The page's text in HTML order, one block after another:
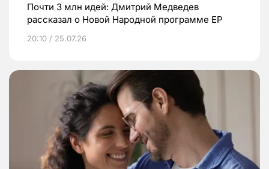
Почти 3 млн идей: Дмитрий Медведев
рассказал о Новой Народной программе ЕР
20:10 / 25.07.26